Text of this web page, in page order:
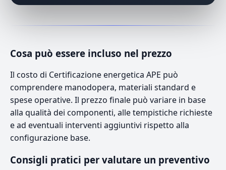
Cosa può essere incluso nel prezzo
Il costo di Certificazione energetica APE può
comprendere manodopera, materiali standard e
spese operative. Il prezzo finale può variare in base
alla qualità dei componenti, alle tempistiche richieste
e ad eventuali interventi aggiuntivi rispetto alla
configurazione base.
Consigli pratici per valutare un preventivo